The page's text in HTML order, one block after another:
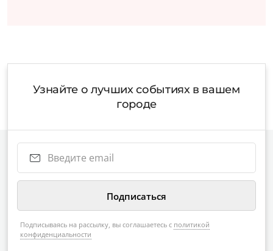
Узнайте о лучших событиях в вашем
городе
Подписываясь на рассылку, вы соглашаетесь с политикой
конфиденциальности